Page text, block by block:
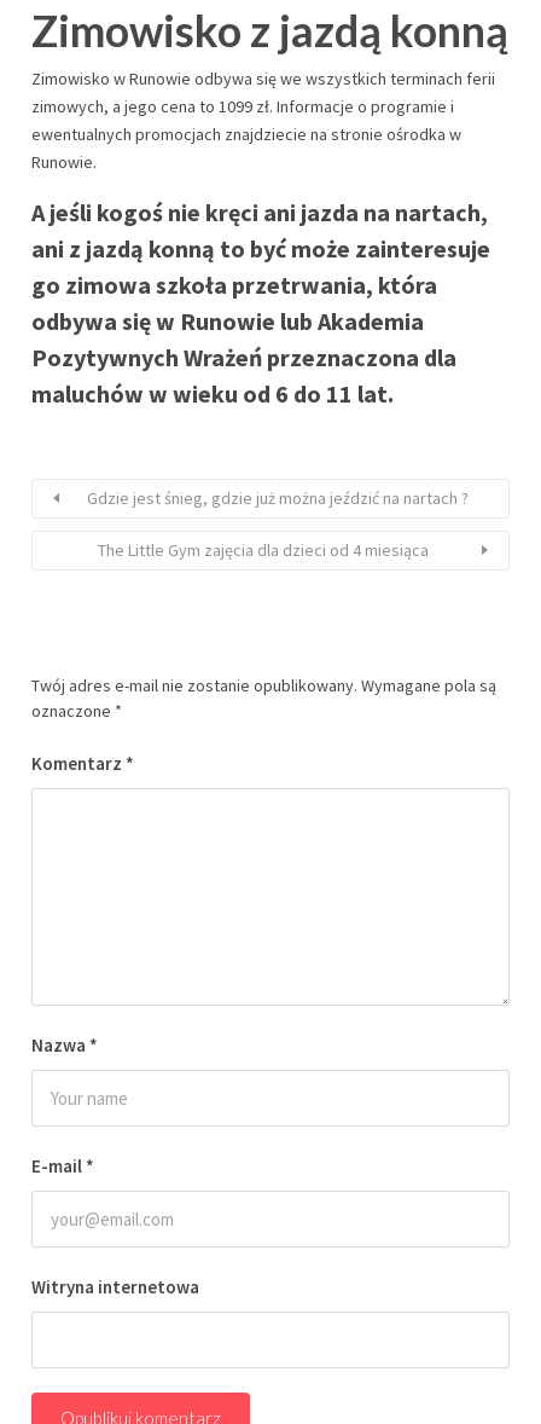
Zimowisko z jazdą konną
Zimowisko w Runowie odbywa się we wszystkich terminach ferii
zimowych, a jego cena to 1099 zł. Informacje o programie i
ewentualnych promocjach znajdziecie na stronie ośrodka w
Runowie.
A jeśli kogoś nie kręci ani jazda na nartach,
ani z jazdą konną to być może zainteresuje
go zimowa szkoła przetrwania, która
odbywa się w Runowie lub Akademia
Pozytywnych Wrażeń przeznaczona dla
maluchów w wieku od 6 do 11 lat.
Gdzie jest śnieg, gdzie już można jeździć na nartach ?
The Little Gym zajęcia dla dzieci od 4 miesiąca
Twój adres e-mail nie zostanie opublikowany. Wymagane pola są
oznaczone *
Komentarz *
Nazwa *
E-mail *
Witryna internetowa